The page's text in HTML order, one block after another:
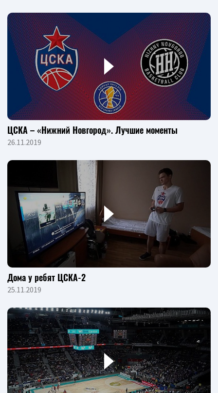
ЦСКА – «Нижний Новгород». Лучшие моменты
26.11.2019
Дома у ребят ЦСКА-2
25.11.2019